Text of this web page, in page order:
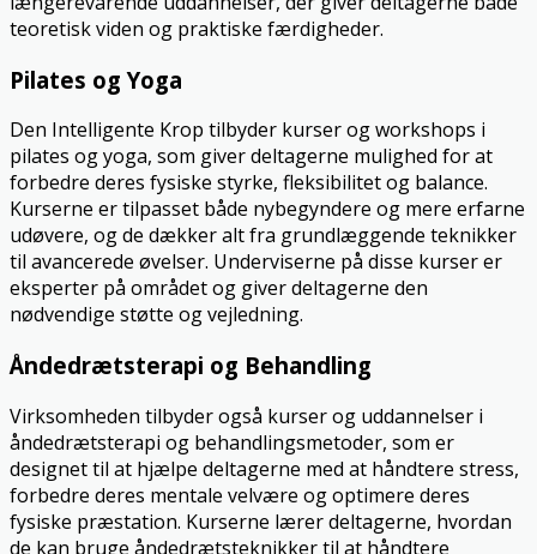
teoretisk viden og praktiske færdigheder.
Pilates og Yoga
Den Intelligente Krop tilbyder kurser og workshops i
pilates og yoga, som giver deltagerne mulighed for at
forbedre deres fysiske styrke, fleksibilitet og balance.
Kurserne er tilpasset både nybegyndere og mere erfarne
udøvere, og de dækker alt fra grundlæggende teknikker
til avancerede øvelser. Underviserne på disse kurser er
eksperter på området og giver deltagerne den
nødvendige støtte og vejledning.
Åndedrætsterapi og Behandling
Virksomheden tilbyder også kurser og uddannelser i
åndedrætsterapi og behandlingsmetoder, som er
designet til at hjælpe deltagerne med at håndtere stress,
forbedre deres mentale velvære og optimere deres
fysiske præstation. Kurserne lærer deltagerne, hvordan
de kan bruge åndedrætsteknikker til at håndtere